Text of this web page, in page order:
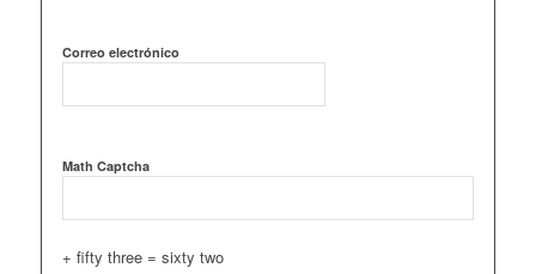
Correo electrónico
Math Captcha
+ fifty three = sixty two